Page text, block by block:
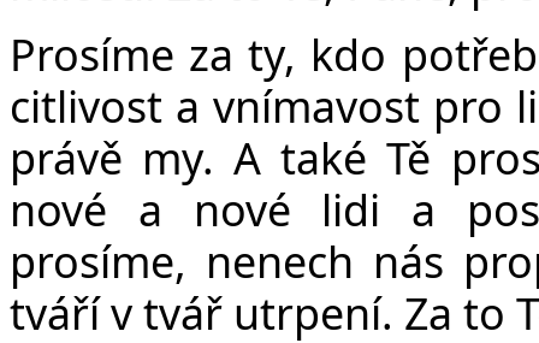
Prosíme za ty, kdo
citlivost a vnímavost pro
právě my. A také Tě
nové a nové lidi a
prosíme, nenech nás
tváří v tvář utrpení. Za to